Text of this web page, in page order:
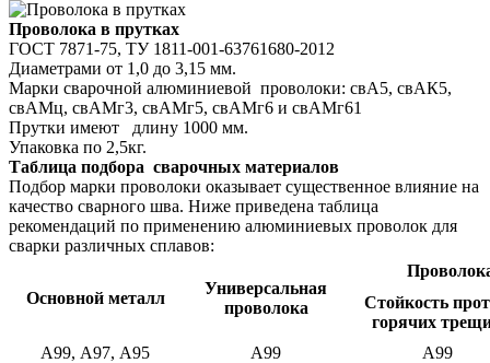
Проволока в прутках
ГОСТ 7871-75, ТУ 1811-001-63761680-2012
Диаметрами от 1,0 до 3,15 мм.
Марки сварочной алюминиевой проволоки: свА5, свАК5,
свАМц, свАМг3, свАМг5, свАМг6 и свАМг61
Прутки имеют длину 1000 мм.
Упаковка по 2,5кг.
Таблица подбора сварочных материалов
Подбор марки проволоки оказывает существенное влияние на
качество сварного шва. Ниже приведена таблица
рекомендаций по применению алюминиевых проволок для
сварки различных сплавов:
Основной металл
Универсальная
проволока
Стойкость
горячих
А99, А97, А95
А99
А99